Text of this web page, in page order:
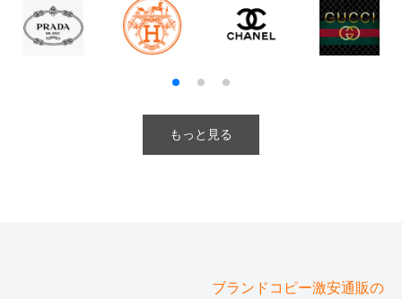
もっと見る
ブランドコピー激安通販の